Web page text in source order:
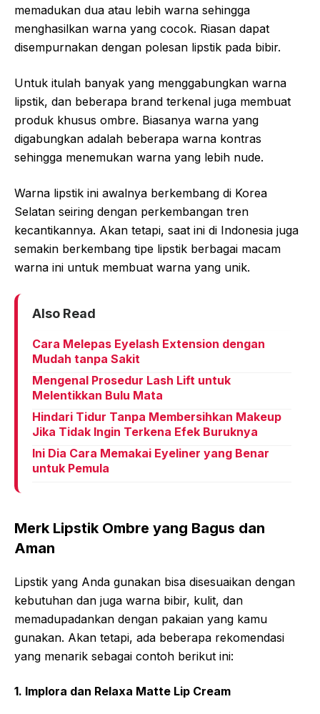
memadukan dua atau lebih warna sehingga
menghasilkan warna yang cocok. Riasan dapat
disempurnakan dengan polesan lipstik pada bibir.
Untuk itulah banyak yang menggabungkan warna
lipstik, dan beberapa brand terkenal juga membuat
produk khusus ombre. Biasanya warna yang
digabungkan adalah beberapa warna kontras
sehingga menemukan warna yang lebih nude.
Warna lipstik ini awalnya berkembang di Korea
Selatan seiring dengan perkembangan tren
kecantikannya. Akan tetapi, saat ini di Indonesia juga
semakin berkembang tipe lipstik berbagai macam
warna ini untuk membuat warna yang unik.
Also Read
Cara Melepas Eyelash Extension dengan
Mudah tanpa Sakit
Mengenal Prosedur Lash Lift untuk
Melentikkan Bulu Mata
Hindari Tidur Tanpa Membersihkan Makeup
Jika Tidak Ingin Terkena Efek Buruknya
Ini Dia Cara Memakai Eyeliner yang Benar
untuk Pemula
Merk Lipstik Ombre yang Bagus dan
Aman
Lipstik yang Anda gunakan bisa disesuaikan dengan
kebutuhan dan juga warna bibir, kulit, dan
memadupadankan dengan pakaian yang kamu
gunakan. Akan tetapi, ada beberapa rekomendasi
yang menarik sebagai contoh berikut ini:
1. Implora dan Relaxa Matte Lip Cream